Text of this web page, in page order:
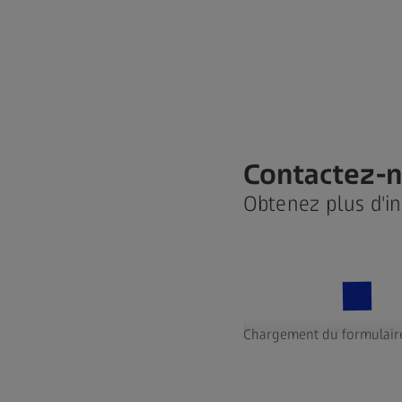
Télécharger
Contactez-
Obtenez plus
Chargement du
Informations